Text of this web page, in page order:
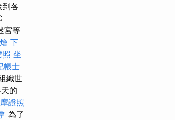
到各
宮等
下
照 坐
帳士
織世
的
證照
為了